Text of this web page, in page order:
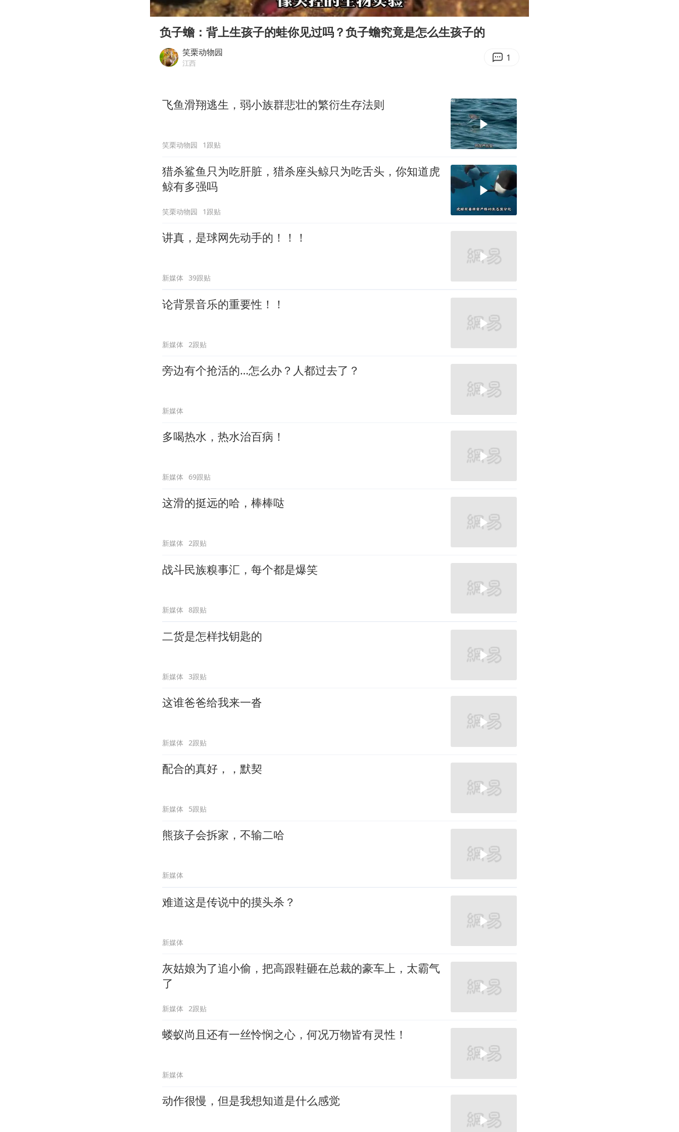
老中医：立秋后养心是关键
国防部：中国军队坚决反制任何闹海挑衅图谋
欧阳娜娜窦靖童好搭
Play
00:00 03:29
负子蟾：背上生孩子的蛙你见过吗？负子蟾究竟是怎么生孩子的
笑栗动物园
江西 1
飞鱼滑翔逃生，弱小族群悲壮的繁衍生存法则
笑栗动物园 1跟贴
猎杀鲨鱼只为吃肝脏，猎杀座头鲸只为吃舌头，你知道虎
鲸有多强吗
笑栗动物园 1跟贴
讲真，是球网先动手的！！！
新媒体 39跟贴
论背景音乐的重要性！！
新媒体 2跟贴
旁边有个抢活的…怎么办？人都过去了？
新媒体
多喝热水，热水治百病！
新媒体 69跟贴
这滑的挺远的哈，棒棒哒
新媒体 2跟贴
战斗民族糗事汇，每个都是爆笑
新媒体 8跟贴
二货是怎样找钥匙的
新媒体 3跟贴
这谁爸爸给我来一沓
新媒体 2跟贴
配合的真好，，默契
新媒体 5跟贴
熊孩子会拆家，不输二哈
新媒体
难道这是传说中的摸头杀？
新媒体
灰姑娘为了追小偷，把高跟鞋砸在总裁的豪车上，太霸气
了
新媒体 2跟贴
蝼蚁尚且还有一丝怜悯之心，何况万物皆有灵性！
新媒体
动作很慢，但是我想知道是什么感觉